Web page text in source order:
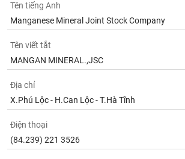
Tên tiếng Anh
Manganese Mineral Joint Stock Company
Tên viết tắt
MANGAN MINERAL.,JSC
Địa chỉ
X.Phú Lộc - H.Can Lộc - T.Hà Tĩnh
Điện thoại
(84.239) 221 3526